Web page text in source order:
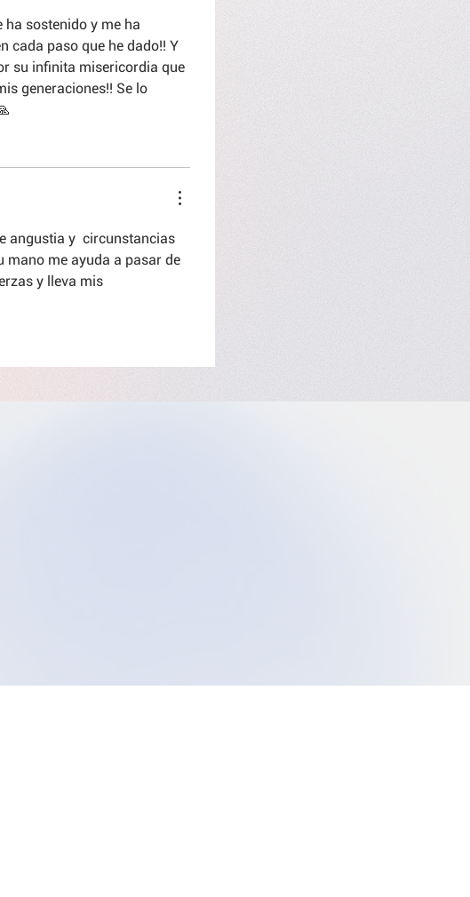
sostenido y me ha
cada paso que he dado!! Y
su infinita misericordia que
generaciones!! Se lo
angustia y  circunstancias
mano me ayuda a pasar de
y lleva mis